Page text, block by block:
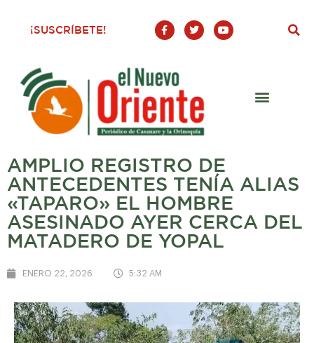
¡SUSCRÍBETE!
F
a
c
o
o
-
T
w
i
Y
o
u
AMPLIO REGISTRO DE
ANTECEDENTES TENÍA ALIAS
«TAPARO» EL HOMBRE
ASESINADO AYER CERCA DEL
MATADERO DE YOPAL
ENERO 22, 2026 5:32 AM